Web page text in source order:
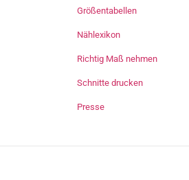
Größentabellen
Nählexikon
Richtig Maß nehmen
Schnitte drucken
Presse